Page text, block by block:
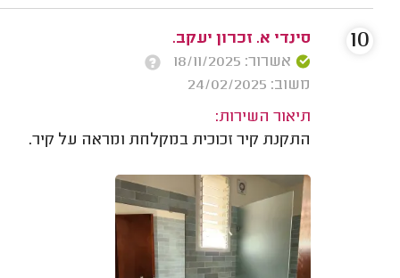
סינדי א. זכרון יעקב.
אשרור: 18/11/2025
משוב: 24/02/2025
תיאור השירות:
התקנת קיר זכוכית במקלחת ומראה על קיר.
10